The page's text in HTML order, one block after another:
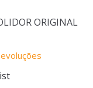
ORIGINAL